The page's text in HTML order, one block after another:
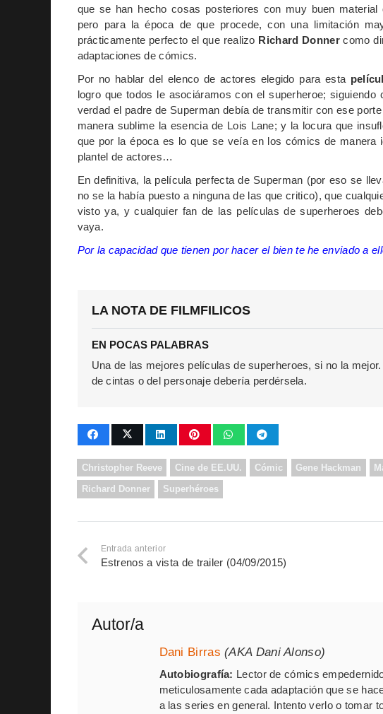
que se han hecho cosas posteriores con muy buen
pero para la época de que procede, con una limitación
prácticamente perfecto el que realizo Richard Donnercomo
adaptaciones de cómics.
Por no hablar del elenco de actores elegido para esta
logro que todos le asociáramos con el superheroe;
verdad el padre de Superman debía de transmitir con ese
manera sublime la esencia de Lois Lane; y la locura que
que por la época es lo que se veía en los cómics de manera
plantel de actores…
En definitiva, la película perfecta de Superman (por eso se
no se la había puesto a ninguna de las que critico), que
visto ya, y cualquier fan de las películas de superheroes
vaya.
Por la capacidad que tienen por hacer el bien te he enviado a
LA NOTA DE FILMFILICOS
EN POCAS PALABRAS
Una de las mejores películas de superheroes, si no la
de cintas o del personaje debería perdérsela.
Christopher Reeve Cine de EE.UU. Cómic Gene Hackman
Richard Donner Superhéroes
Entrada anterior
Estrenos a vista de trailer (04/09/2015)
Autor/a
Dani Birras (AKA Dani Alonso)
Autobiografía: Lector de cómics
meticulosamente cada adaptación que se
a las series en general. Intento verlo o tomar